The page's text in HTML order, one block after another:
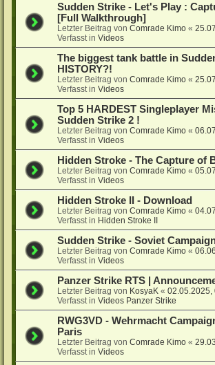
Sudden Strike - Let's Play :
[Full Walkthrough]
Letzter Beitrag vonComrade Kimo «
Verfasst inVideos
The biggest tank battle in
HISTORY?!
Letzter Beitrag vonComrade Kimo «
Verfasst inVideos
Top 5 HARDEST Singleplayer
Sudden Strike 2 !
Letzter Beitrag vonComrade Kimo «
Verfasst inVideos
Hidden Stroke - The Capture of
Letzter Beitrag vonComrade Kimo «
Verfasst inVideos
Hidden Stroke II - Download
Letzter Beitrag vonComrade Kimo «
Verfasst in Hidden Stroke II
Sudden Strike - Soviet
Letzter Beitrag vonComrade Kimo «
Verfasst inVideos
Panzer Strike RTS |
Letzter Beitrag von KosyaK «02.05.2025,
Verfasst inVideos Panzer Strike
RWG3VD - Wehrmacht
Paris
Letzter Beitrag vonComrade Kimo «
Verfasst inVideos